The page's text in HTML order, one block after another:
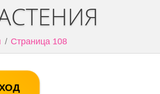
Страница 108